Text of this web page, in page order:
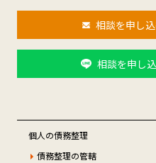
相談を申し込
相談を申し
個人の債務整理
債務整理の管轄